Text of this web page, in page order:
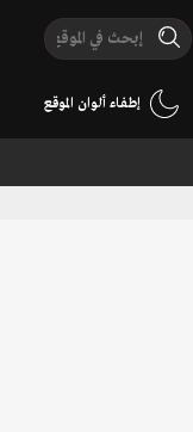
إطفاء ألوان الموقع